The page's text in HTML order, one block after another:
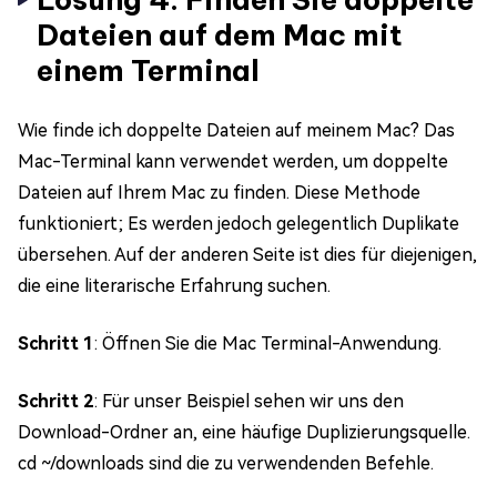
Dateien auf dem Mac mit
einem Terminal
Wie finde ich doppelte Dateien auf meinem Mac? Das
Mac-Terminal kann verwendet werden, um doppelte
Dateien auf Ihrem Mac zu finden. Diese Methode
funktioniert; Es werden jedoch gelegentlich Duplikate
übersehen. Auf der anderen Seite ist dies für diejenigen,
die eine literarische Erfahrung suchen.
Schritt 1: Öffnen Sie die Mac Terminal-Anwendung.
Schritt 2: Für unser Beispiel sehen wir uns den
Download-Ordner an, eine häufige Duplizierungsquelle.
cd ~/downloads sind die zu verwendenden Befehle.